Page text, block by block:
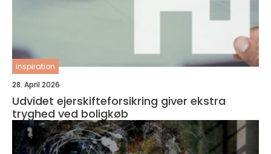
inspiration
28. April 2026
Udvidet ejerskifteforsikring giver ekstra
tryghed ved boligkøb